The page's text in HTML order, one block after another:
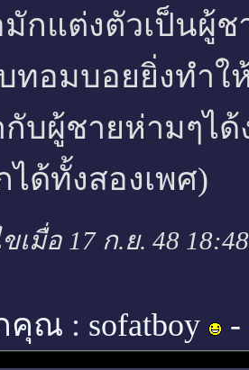
มักแต่งตัวเป็นผู้
ทอมบอยยิ่งทำใ
กับผู้ชายห่ามๆไ
ได้ทั้งสองเพศ)
เมื่อ 17 ก.ย. 48
คุณ : sofatboy